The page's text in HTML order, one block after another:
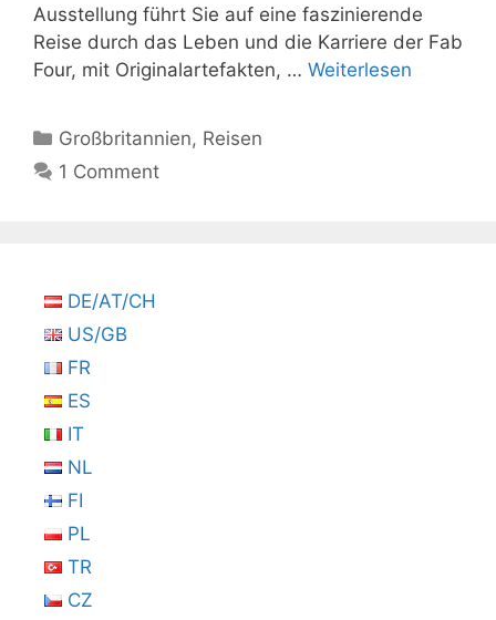
Ausstellung führt Sie auf eine faszinierende
Reise durch das Leben und die Karriere der Fab
Four, mit Originalartefakten, … Weiterlesen
Kategorien
Großbritannien, Reisen
1 Comment
DE/AT/CH
US/GB
FR
ES
IT
NL
FI
PL
TR
CZ